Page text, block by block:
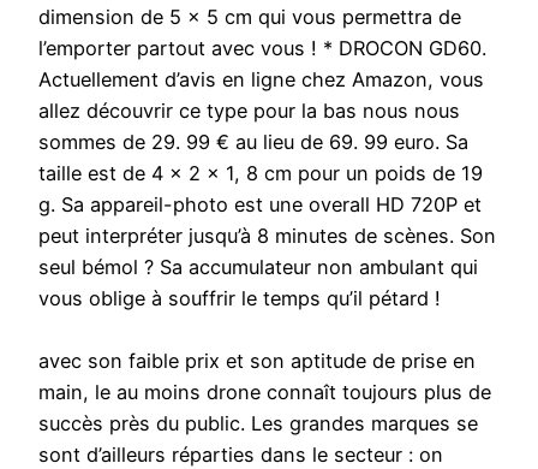
dimension de 5 x 5 cm qui vous permettra de
l’emporter partout avec vous ! * DROCON GD60.
Actuellement d’avis en ligne chez Amazon, vous
allez découvrir ce type pour la bas nous nous
sommes de 29. 99 € au lieu de 69. 99 euro. Sa
taille est de 4 x 2 x 1, 8 cm pour un poids de 19
g. Sa appareil-photo est une overall HD 720P et
peut interpréter jusqu’à 8 minutes de scènes. Son
seul bémol ? Sa accumulateur non ambulant qui
vous oblige à souffrir le temps qu’il pétard !
avec son faible prix et son aptitude de prise en
main, le au moins drone connaît toujours plus de
succès près du public. Les grandes marques se
sont d’ailleurs réparties dans le secteur : on